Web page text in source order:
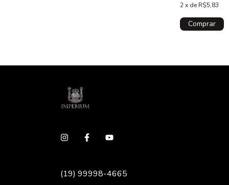
2 x de R$5,83
(19) 99998-4665